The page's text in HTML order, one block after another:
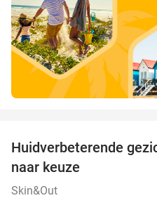
Huidverbeterende
naar keuze
Skin&Out